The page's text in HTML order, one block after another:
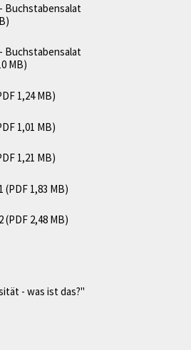
Buchstabensalat
Buchstabensalat
MB)
1,24 MB)
1,01 MB)
1,21 MB)
1,83 MB)
2,48 MB)
- was ist das?"